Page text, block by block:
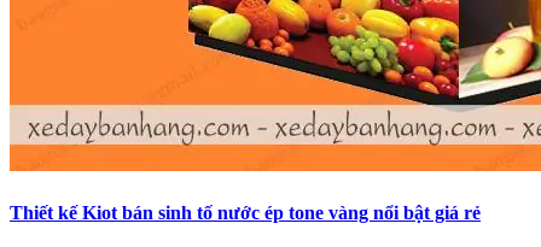
Thiết kế Kiot bán sinh tố nước ép tone vàng nổi bật giá rẻ